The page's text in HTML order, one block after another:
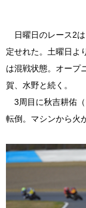
日曜日のレース2は
定せれた。土曜日よ
は混戦状態。オープ
賀、水野と続く。
3周目に秋吉耕佑（
転倒。マシンから火